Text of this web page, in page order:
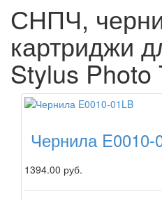
СНПЧ,
картриджи
Stylus Photo
Чернила E0010-
1394.00 руб.